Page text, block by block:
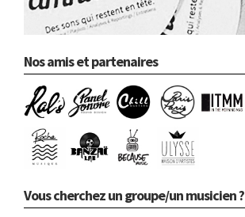
Nos amis et partenaires
Vous cherchez un groupe/un musicien ?